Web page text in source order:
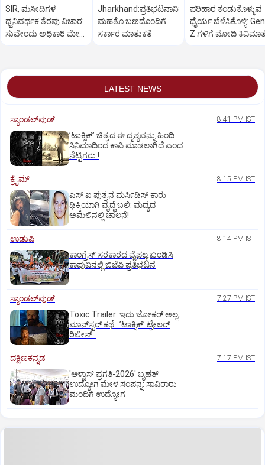
SIR, ಮಸೀದಿಗಳ
ಧ್ವನಿವರ್ಧಕ ತೆರವು ವಿಚಾರ:
ಸುವೇಂದು ಅಧಿಕಾರಿ ಮೇಲೆ
Jharkhand:ಪ್ರತಿಭಟನಾನಿರತ
ಮಹತೊ ಬಣದೊಂದಿಗೆ
ಸರ್ಕಾರ ಮಾತುಕತೆ
ಪರಿಹಾರ ಕಂಡುಕೊಳ್ಳುವ
ಧೈರ್ಯ ಬೆಳೆಸಿಕೊಳ್ಳಿ:
Z ಗಳಿಗೆ ಮೋದಿ
LATEST NEWS
ಸ್ಯಾಂಡಲ್‌ವುಡ್‌ 8:41 PM IST
ʼಟಾಕ್ಸಿಕ್‌ʼ ಚಿತ್ರದ ಈ ದೃಶ್ಯವನ್ನು ಹಿಂದಿ
ಸಿನಿಮಾದಿಂದ ಕಾಪಿ ಮಾಡಲಾಗಿದೆ ಎಂದ
ನೆಟ್ಟಿಗರು.!
ಕ್ರೈಮ್ 8:15 PM IST
ಎಸ್ ಐ ಪುತ್ರನ ಮರ್ಸಿಡಿಸ್‌ ಕಾರು
ಢಿಕ್ಕಿಯಾಗಿ ವೃದ್ಧೆ ಬಲಿ: ಮದ್ಯದ
ಅಮಲಿನಲ್ಲಿ ಚಾಲನೆ!
ಉಡುಪಿ 8:14 PM IST
ಕಾಂಗ್ರೆಸ್ ಸರಕಾರದ ವೈಫಲ್ಯ ಖಂಡಿಸಿ
ಕಾಪುವಿನಲ್ಲಿ ಬಿಜೆಪಿ ಪ್ರತಿಭಟನೆ
ಸ್ಯಾಂಡಲ್‌ವುಡ್‌ 7:27 PM IST
Toxic Trailer: ಇದು ಜೋಕರ್‌ ಅಲ್ಲ,
ಮಾನ್‌ಸ್ಟರ್‌ ಕಥೆ.. ʼಟಾಕ್ಸಿಕ್‌ʼ ಟ್ರೇಲರ್‌
ರಿಲೀಸ್..
ದಕ್ಷಿಣಕನ್ನಡ 7:17 PM IST
'ಆಳ್ವಾಸ್‌ ಪ್ರಗತಿ-2026' ಬೃಹತ್
ಉದ್ಯೋಗ ಮೇಳ ಸಂಪನ್ನ: ಸಾವಿರಾರು
ಮಂದಿಗೆ ಉದ್ಯೋಗ